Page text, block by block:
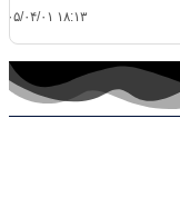
۱۴۰۵/۰۴/۰۱